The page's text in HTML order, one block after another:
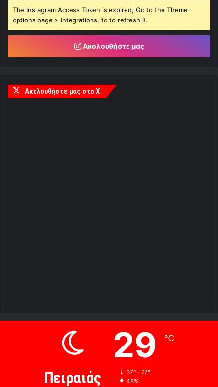
The Instagram Access Token is expired, Go to the Theme
options page > Integrations, to to refresh it.
Ακολουθήστε μας
Ακολουθήστε μας στο X
Πειραιάς
29 ℃
37º - 27º
48%